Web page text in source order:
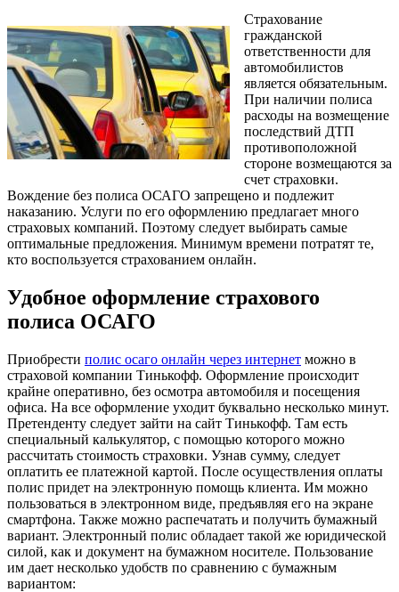
Страхование
гражданской
ответственности для
автомобилистов
является обязательным.
При наличии полиса
расходы на возмещение
последствий ДТП
противоположной
стороне возмещаются за
счет страховки.
Вождение без полиса ОСАГО запрещено и подлежит
наказанию. Услуги по его оформлению предлагает много
страховых компаний. Поэтому следует выбирать самые
оптимальные предложения. Минимум времени потратят те,
кто воспользуется страхованием онлайн.
Удобное оформление страхового
полиса ОСАГО
Приобрести полис осаго онлайн через интернет можно в
страховой компании Тинькофф. Оформление происходит
крайне оперативно, без осмотра автомобиля и посещения
офиса. На все оформление уходит буквально несколько минут.
Претенденту следует зайти на сайт Тинькофф. Там есть
специальный калькулятор, с помощью которого можно
рассчитать стоимость страховки. Узнав сумму, следует
оплатить ее платежной картой. После осуществления оплаты
полис придет на электронную помощь клиента. Им можно
пользоваться в электронном виде, предъявляя его на экране
смартфона. Также можно распечатать и получить бумажный
вариант. Электронный полис обладает такой же юридической
силой, как и документ на бумажном носителе. Пользование
им дает несколько удобств по сравнению с бумажным
вариантом: